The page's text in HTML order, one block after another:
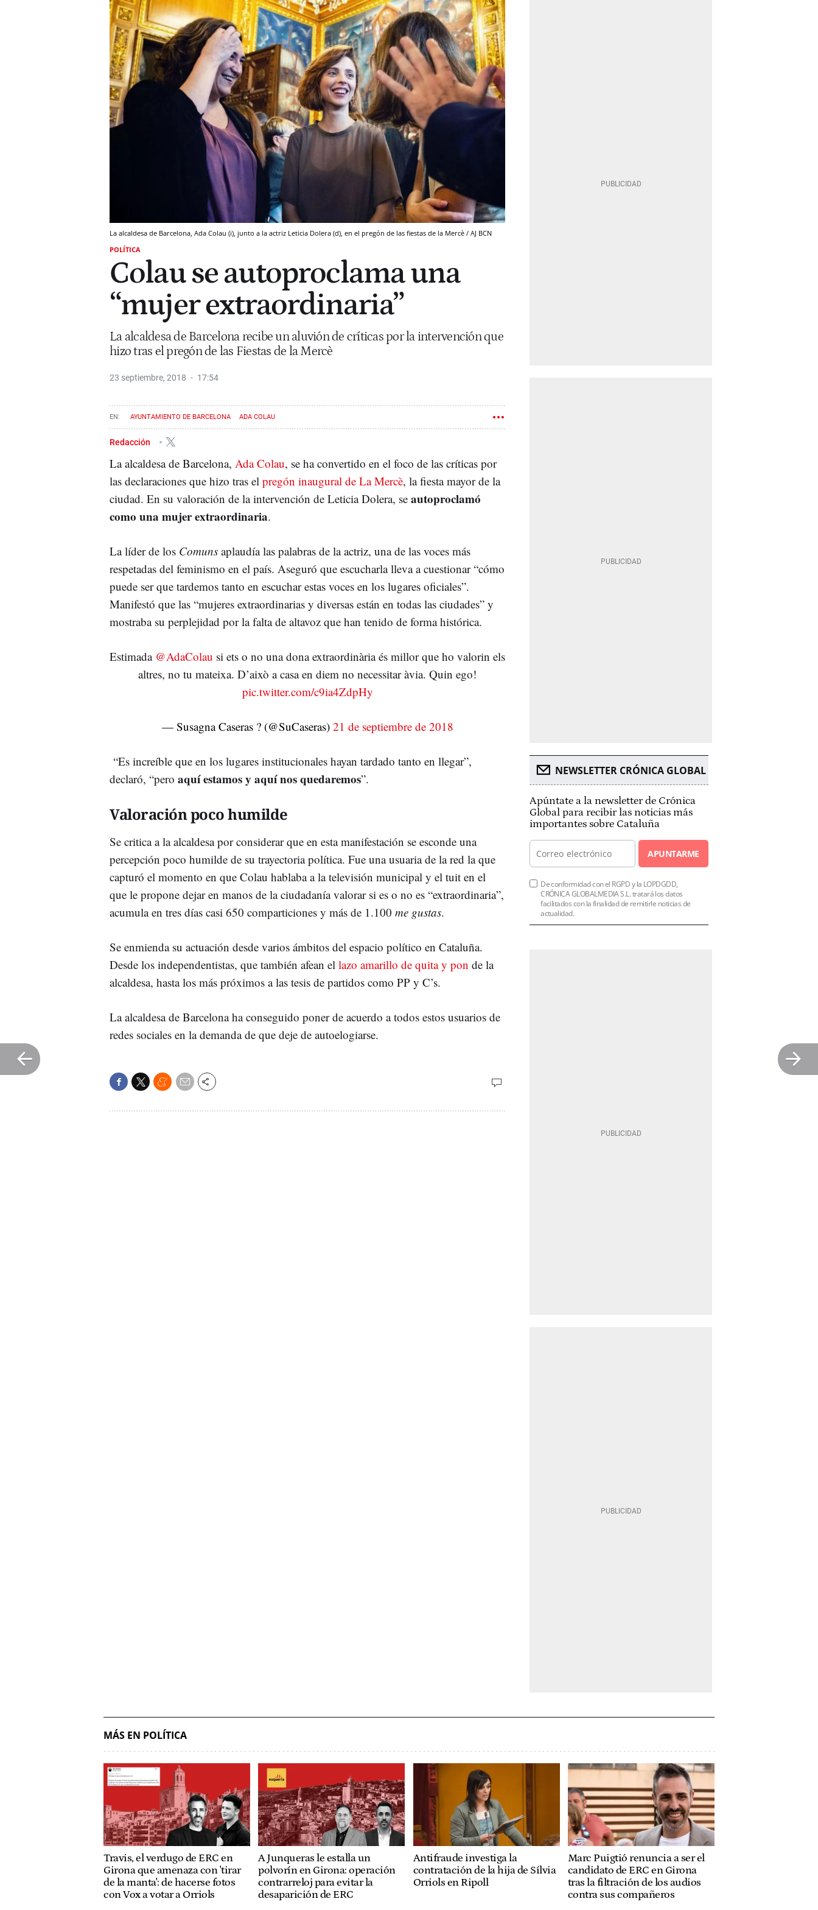
La alcaldesa de Barcelona, Ada Colau (i), junto a la actriz Leticia Dolera (d), en el pregón de las fiestas de la Mercè / AJ BCN
POLÍTICA
Colau se autoproclama una
“mujer extraordinaria”
La alcaldesa de Barcelona recibe un aluvión de críticas por la intervención que
hizo tras el pregón de las Fiestas de la Mercè
23 septiembre, 2018 17:54
AYUNTAMIENTO DE BARCELONA ADA COLAU
Redacción
La alcaldesa de Barcelona, Ada Colau, se ha convertido en el foco de las críticas por
las declaraciones que hizo tras el pregón inaugural de La Mercè, la fiesta mayor de la
ciudad. En su valoración de la intervención de Leticia Dolera, se autoproclamó
como una mujer extraordinaria.
La líder de los Comuns aplaudía las palabras de la actriz, una de las voces más
respetadas del feminismo en el país. Aseguró que escucharla lleva a cuestionar “cómo
puede ser que tardemos tanto en escuchar estas voces en los lugares oficiales”.
Manifestó que las “mujeres extraordinarias y diversas están en todas las ciudades” y
mostraba su perplejidad por la falta de altavoz que han tenido de forma histórica.
Estimada @AdaColau si ets o no una dona extraordinària és millor que ho valorin els
altres, no tu mateixa. D’això a casa en diem no necessitar àvia. Quin ego!
pic.twitter.com/c9ia4ZdpHy
— Susagna Caseras ? (@SuCaseras) 21 de septiembre de 2018
“Es increíble que en los lugares institucionales hayan tardado tanto en llegar”,
declaró, “pero aquí estamos y aquí nos quedaremos”.
Valoración poco humilde
Se critica a la alcaldesa por considerar que en esta manifestación se esconde una
percepción poco humilde de su trayectoria política. Fue una usuaria de la red la que
capturó el momento en que Colau hablaba a la televisión municipal y el tuit en el
que le propone dejar en manos de la ciudadanía valorar si es o no es “extraordinaria”,
acumula en tres días casi 650 comparticiones y más de 1.100 me gustas.
Se enmienda su actuación desde varios ámbitos del espacio político en Cataluña.
Desde los independentistas, que también afean el lazo amarillo de quita y pon de la
alcaldesa, hasta los más próximos a las tesis de partidos como PP y C’s.
La alcaldesa de Barcelona ha conseguido poner de acuerdo a todos estos usuarios de
redes sociales en la demanda de que deje de autoelogiarse.
NEWSLETTER CRÓNICA GLOBAL
Apúntate a la newsletter de Crónica
Global para recibir las noticias más
importantes sobre Cataluña
APUNTARME
De conformidad con el RGPD y la LOPDGDD,
CRÓNICA GLOBALMEDIA S.L. tratará los datos
facilitados con la finalidad de remitirle noticias de
actualidad.
MÁS EN POLÍTICA
Travis, el verdugo de ERC en
Girona que amenaza con 'tirar
de la manta': de hacerse fotos
con Vox a votar a Orriols
A Junqueras le estalla un
polvorín en Girona: operación
contrarreloj para evitar la
desaparición de ERC
Antifraude investiga la
contratación de la hija de Sílvia
Orriols en Ripoll
Marc Puigtió renuncia a ser el
candidato de ERC en Girona
tras la filtración de los audios
contra sus compañeros